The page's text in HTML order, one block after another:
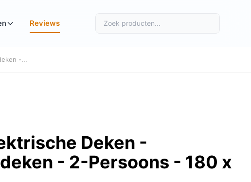
Reviews
-...
Deken -
- 2-Persoons - 180 x